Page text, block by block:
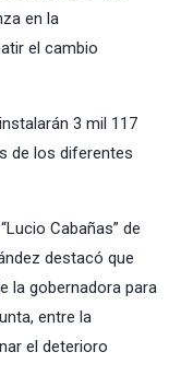
en la
el cambio
3 mil 117
de los diferentes
Cabañas” de
destacó que
la gobernadora para
entre la
el deterioro